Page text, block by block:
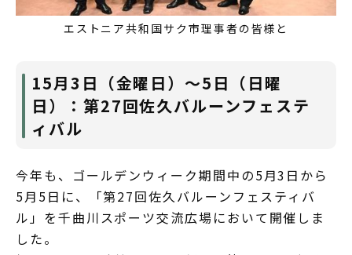
エストニア共和国サク市理事者の皆様と
15月3日（金曜日）～5日（日曜
日）：第27回佐久バルーンフェステ
ィバル
今年も、ゴールデンウィーク期間中の5月3日から
5月5日に、「第27回佐久バルーンフェスティバ
ル」を千曲川スポーツ交流広場において開催しま
した。